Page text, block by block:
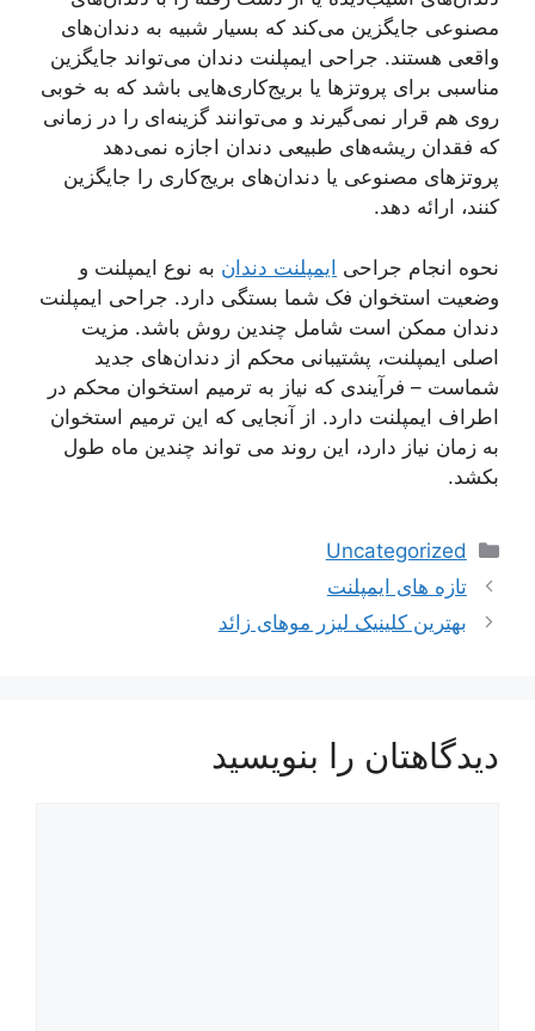
مصنوعی جایگزین می‌کند که بسیار شبیه به دندان‌های
واقعی هستند. جراحی ایمپلنت دندان می‌تواند جایگزین
مناسبی برای پروتزها یا بریج‌کاری‌هایی باشد که به خوبی
روی هم قرار نمی‌گیرند و می‌توانند گزینه‌ای را در زمانی
که فقدان ریشه‌های طبیعی دندان اجازه نمی‌دهد
پروتزهای مصنوعی یا دندان‌های بریج‌کاری را جایگزین
کنند، ارائه دهد.
نحوه انجام جراحی ایمپلنت دندان به نوع ایمپلنت و
وضعیت استخوان فک شما بستگی دارد. جراحی ایمپلنت
دندان ممکن است شامل چندین روش باشد. مزیت
اصلی ایمپلنت، پشتیبانی محکم از دندان‌های جدید
شماست – فرآیندی که نیاز به ترمیم استخوان محکم در
اطراف ایمپلنت دارد. از آنجایی که این ترمیم استخوان
به زمان نیاز دارد، این روند می تواند چندین ماه طول
بکشد.
دسته‌ها
Uncategorized
ناوبری
نوشته‌ها
تازه های ایمپلنت
بهترین کلینیک لیزر موهای زائد
دیدگاهتان را بنویسید